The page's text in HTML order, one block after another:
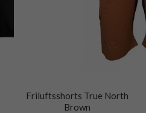
Friluftsshorts True North
Brown